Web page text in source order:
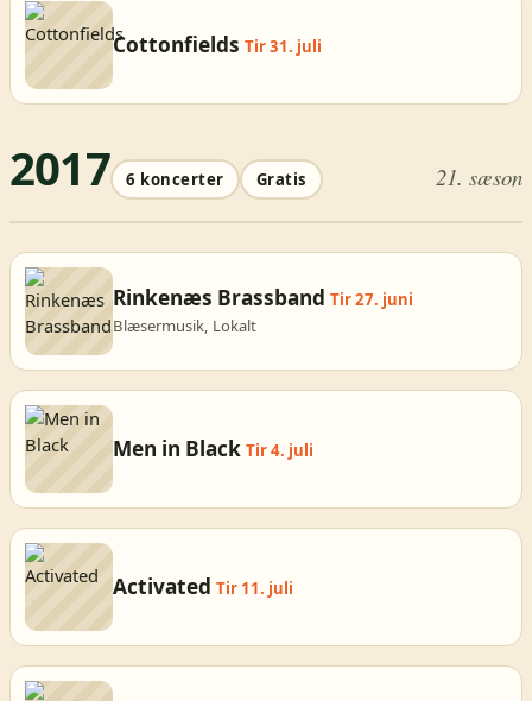
Cottonfields Tir 31. juli
2017 6 koncerter Gratis 21. sæson
Rinkenæs Brassband Tir 27. juni
Blæsermusik, Lokalt
Men in Black Tir 4. juli
Activated Tir 11. juli